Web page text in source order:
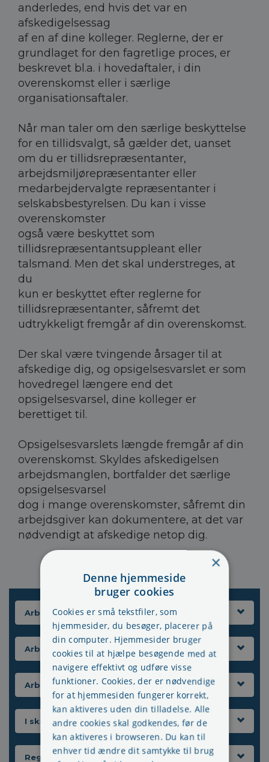
anderledes, end hvis det var en
afskedigelsessag
af en af dine kolleger. Reglerne, der er
grundlaget for den fagretlige proces, er
beskrevet bl.a. i hovedaftaler, i din
overenskomst eller i særlige
organisationsaftaler.
Når man taler om den særlige beskyttelse
for en tillidsvalgt, så gælder det, uanset
om du er tillidsrepræsentanter,
arbejdsmiljørepræsentanter eller
medarbejdervalgte repræsentanter i
selskabsbestyrelsen. Du kan i visse
overenskomster
også være beskyttet som
tillidsrepræsentantsuppleant eller
talsmand. Men det skal understreges, at
du
kun er beskyttet efter reglerne for
tillidsrepræsentanter, såfremt det
udtrykkeligt fremgår af din overenskomst.
Der skal være tvingende årsager til at
afskedige dig, og opsigelsesvarslet er som
hovedregel længere end det
opsigelsesvarsel, dine kolleger er
berettiget til.
Opsigelsesvarslets længde fremgår af din
overenskomst. Skyldes afskedigelsen
arbejdsmanglen, bortfalder det særlige
opsigelsesvarsel
dog i mange overenskomster, såfremt din
arbejdsgiver kan dokumentere, at det var
nødvendigt at afskedige netop dig.
Arbejdsgiverens ansvar
Arbejdsmiljøgruppen
Arbejdsmiljørepræsentant
I skal I AMO følgende
Regelsættet
×
Denne hjemmeside
bruger cookies
Cookies er små tekstfiler, som
hjemmesider, du besøger, placerer på
din computer. Hjemmesider bruger
cookies til at hjælpe besøgende med at
navigere effektivt og udføre visse
funktioner. Cookies, der er nødvendige
for at hjemmesiden fungerer korrekt,
kan aktiveres uden din tilladelse. Alle
andre cookies skal godkendes, før de
kan aktiveres i browseren. Du kan til
enhver tid ændre dit samtykke til brug